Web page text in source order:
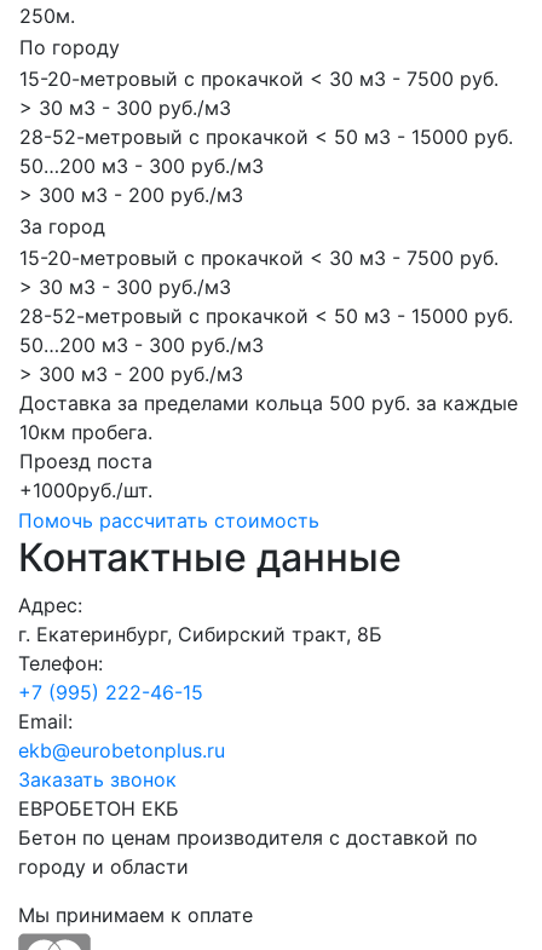
250м.
По городу
15-20-метровый с прокачкой < 30 м3 - 7500 руб.
> 30 м3 - 300 руб./м3
28-52-метровый с прокачкой < 50 м3 - 15000 руб.
50…200 м3 - 300 руб./м3
> 300 м3 - 200 руб./м3
За город
15-20-метровый с прокачкой < 30 м3 - 7500 руб.
> 30 м3 - 300 руб./м3
28-52-метровый с прокачкой < 50 м3 - 15000 руб.
50…200 м3 - 300 руб./м3
> 300 м3 - 200 руб./м3
Доставка за пределами кольца 500 руб. за каждые
10км пробега.
Проезд поста
+1000руб./шт.
Помочь рассчитать стоимость
Контактные данные
Адрес:
г. Екатеринбург, Сибирский тракт, 8Б
Телефон:
+7 (995) 222-46-15
Email:
ekb@eurobetonplus.ru
Заказать звонок
ЕВРОБЕТОН ЕКБ
Бетон по ценам производителя с доставкой по
городу и области
Мы принимаем к оплате